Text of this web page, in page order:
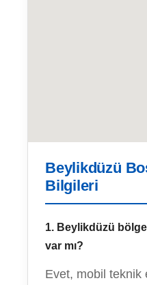
Beylikdüzü
Bilgileri
1. Beylikdüzü
var mı?
Evet, mobil teknik